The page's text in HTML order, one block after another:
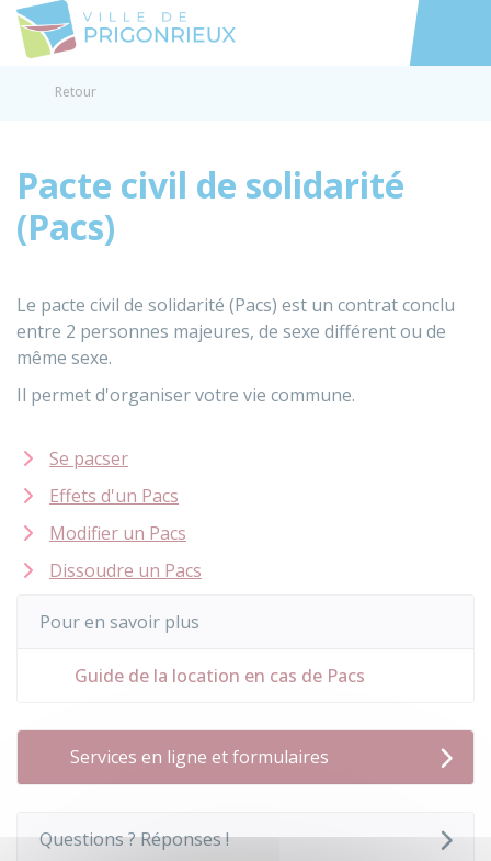
Accéder
Retour
Pacte civil de solidarité
(Pacs)
Le pacte civil de solidarité (Pacs) est un contrat conclu
entre 2 personnes majeures, de sexe différent ou de
même sexe.
Il permet d'organiser votre vie commune.
Se pacser
Effets d'un Pacs
Modifier un Pacs
Dissoudre un Pacs
Pour en savoir plus
Guide de la location en cas de Pacs
Services en ligne et formulaires
Questions ? Réponses !